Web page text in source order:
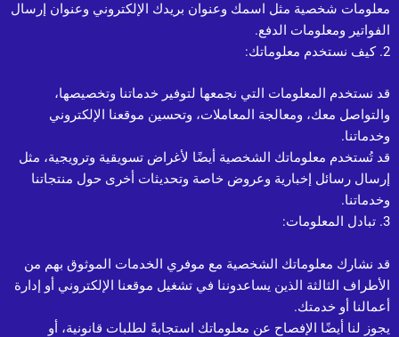
معلومات شخصية مثل اسمك وعنوان بريدك الإلكتروني وعنوان إرسال
الفواتير ومعلومات الدفع.
2. كيف نستخدم معلوماتك:
قد نستخدم المعلومات التي نجمعها لتوفير خدماتنا وتخصيصها،
والتواصل معك، ومعالجة المعاملات، وتحسين موقعنا الإلكتروني
وخدماتنا.
قد تُستخدم معلوماتك الشخصية أيضًا لأغراض تسويقية وترويجية، مثل
إرسال رسائل إخبارية وعروض خاصة وتحديثات أخرى حول منتجاتنا
وخدماتنا.
3. تبادل المعلومات:
قد نشارك معلوماتك الشخصية مع موفري الخدمات الموثوق بهم من
الأطراف الثالثة الذين يساعدوننا في تشغيل موقعنا الإلكتروني أو إدارة
أعمالنا أو خدمتك.
يجوز لنا أيضًا الإفصاح عن معلوماتك استجابةً لطلبات قانونية، أو